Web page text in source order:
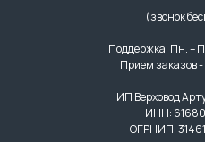
(звонок
Поддержка: Пн. –
Прием заказов -
ИП Верховод
ИНН:
ОГРНИП: